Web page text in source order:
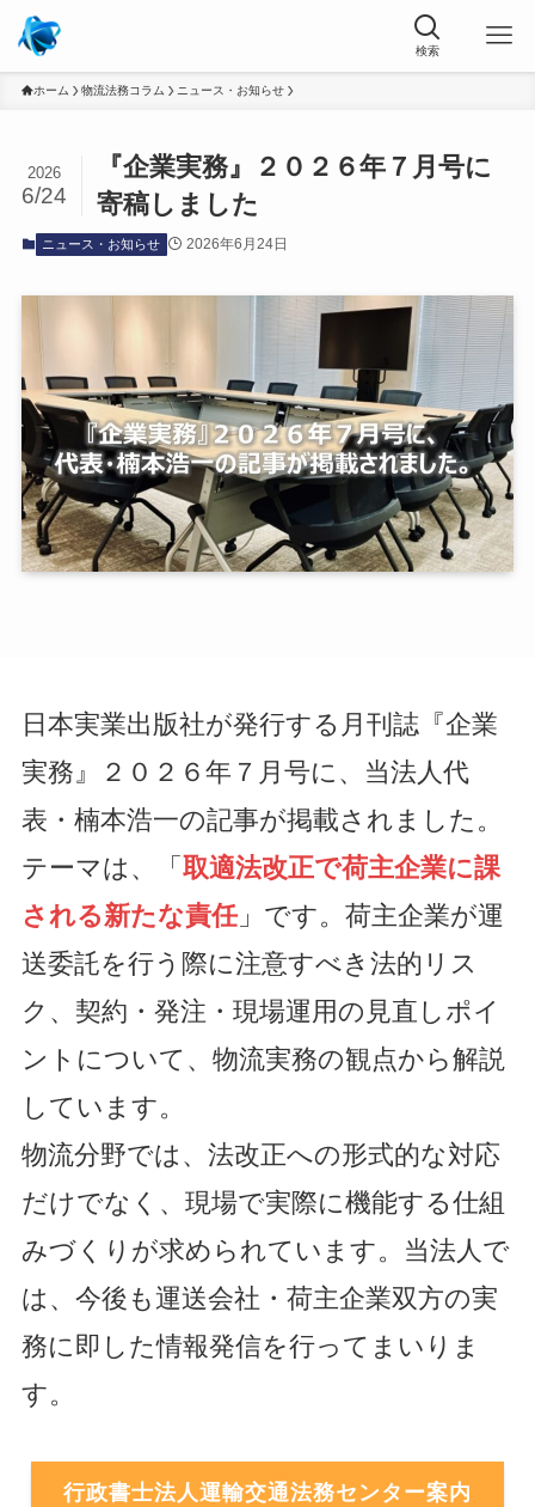
ホーム 物流法務コラム ニュース・お知らせ
『企業実務』２０２６年７月号に
寄稿しました
2026
6/24
ニュース・お知らせ 2026年6月24日
日本実業出版社が発行する月刊誌『企業
実務』２０２６年７月号に、当法人代
表・楠本浩一の記事が掲載されました。
テーマは、「 取適法改正で荷主企業に課
される新たな責任」です。荷主企業が運
送委託を行う際に注意すべき法的リス
ク、契約・発注・現場運用の見直しポイ
ントについて、物流実務の観点から解説
しています。
物流分野では、法改正への形式的な対応
だけでなく、現場で実際に機能する仕組
みづくりが求められています。当法人で
は、今後も運送会社・荷主企業双方の実
務に即した情報発信を行ってまいりま
す。
行政書士法人運輸交通法務センター案内